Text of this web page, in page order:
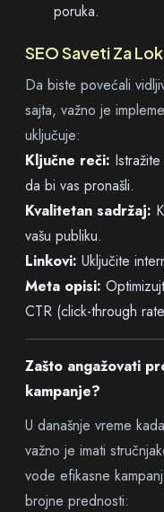
poruka.
SEO Saveti Za
Da biste povećali
sajta, važno je
uključuje:
Ključne reči:
da bi vas pronašli.
Kvalitetan sadržaj:
vašu publiku.
Linkovi: Uključite
Meta opisi:
CTR (click-through
Zašto angažovati
kampanje?
U današnje vreme
važno je imati
vode efikasne
brojne prednosti: